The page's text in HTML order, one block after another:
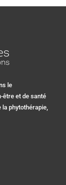
le
être et de santé
la phytothérapie,